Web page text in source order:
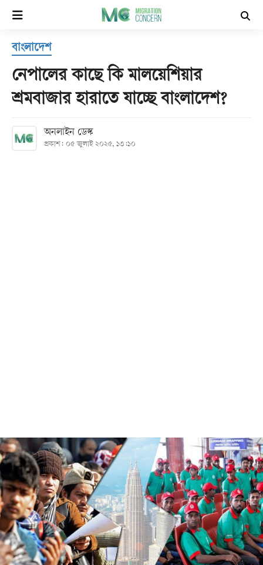
হোম
সর্বশেষ
বিভাগ
বাংলাদেশ
নেপালের কাছে কি মালয়েশিয়ার
শ্রমবাজার হারাতে যাচ্ছে বাংলাদেশ?
অনলাইন ডেস্ক
প্রকাশ: ০৫ জুলাই ২০২৫, ১৩:১০